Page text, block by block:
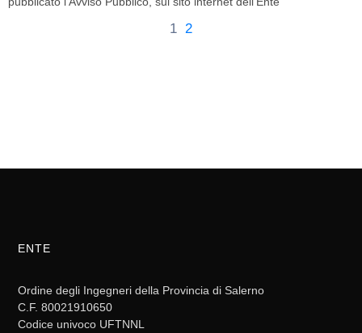
1 2
ENTE
Ordine degli Ingegneri della Provincia di Salerno
C.F. 80021910650
Codice univoco UFTNNL